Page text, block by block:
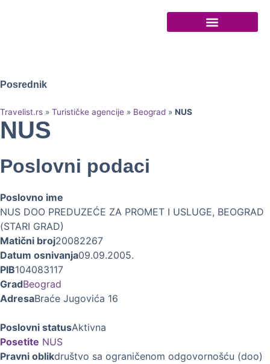
Posrednik
Travelist.rs » Turističke agencije » Beograd » NUS
NUS
Poslovni podaci
Poslovno ime
NUS DOO PREDUZEĆE ZA PROMET I USLUGE, BEOGRAD
(STARI GRAD)
Matični broj20082267
Datum osnivanja09.09.2005.
PIB104083117
GradBeograd
AdresaBraće Jugovića 16
Poslovni statusAktivna
Posetite NUS
Pravni oblikdruštvo sa ograničenom odgovornošću (doo)